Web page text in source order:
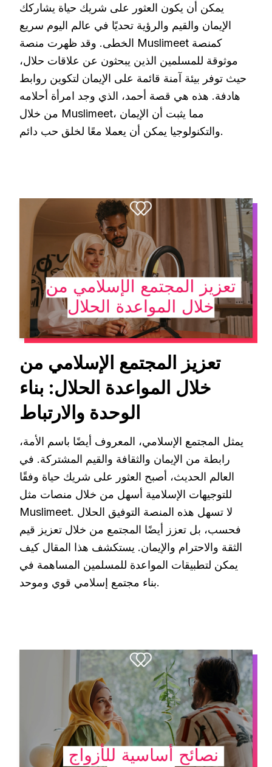
يمكن أن يكون العثور على شريك حياة يشاركك
الإيمان والقيم والرؤية تحديًا في عالم اليوم سريع
الخطى. وقد ظهرت منصة Muslimeet كمنصة
موثوقة للمسلمين الذين يبحثون عن علاقات حلال،
حيث توفر بيئة آمنة قائمة على الإيمان لتكوين روابط
هادفة. هذه هي قصة أحمد، الذي وجد امرأة أحلامه
من خلال Muslimeet، مما يثبت أن الإيمان
والتكنولوجيا يمكن أن يعملا معًا لخلق حب دائم.
تعزيز المجتمع الإسلامي من
خلال المواعدة الحلال: بناء
الوحدة والارتباط
يمثل المجتمع الإسلامي، المعروف أيضًا باسم الأمة،
رابطة من الإيمان والثقافة والقيم المشتركة. في
العالم الحديث، أصبح العثور على شريك حياة وفقًا
للتوجيهات الإسلامية أسهل من خلال منصات مثل
Muslimeet. لا تسهل هذه المنصة التوفيق الحلال
فحسب، بل تعزز أيضًا المجتمع من خلال تعزيز قيم
الثقة والاحترام والإيمان. يستكشف هذا المقال كيف
يمكن لتطبيقات المواعدة للمسلمين المساهمة في
بناء مجتمع إسلامي قوي وموحد.